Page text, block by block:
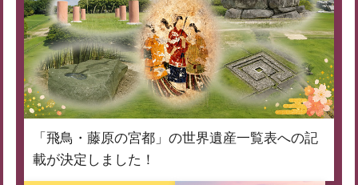
「飛鳥・藤原の宮都」の世界遺産一覧表への記
載が決定しました！